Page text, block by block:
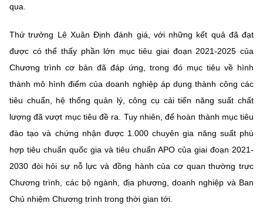
qua.
Thứ trưởng Lê Xuân Định đánh giá, với những kết quả đã đạt
được có thể thấy phần lớn mục tiêu giai đoạn 2021-2025 của
Chương trình cơ bản đã đáp ứng, trong đó mục tiêu về hình
thành mô hình điểm của doanh nghiệp áp dụng thành công các
tiêu chuẩn, hệ thống quản lý, công cụ cải tiến năng suất chất
lượng đã vượt mục tiêu đề ra. Tuy nhiên, để hoàn thành mục tiêu
đào tạo và chứng nhận được 1.000 chuyên gia năng suất phù
hợp tiêu chuẩn quốc gia và tiêu chuẩn APO của giai đoạn 2021-
2030 đòi hỏi sự nỗ lực và đồng hành của cơ quan thường trực
Chương trình, các bộ ngành, địa phương, doanh nghiệp và Ban
Chủ nhiệm Chương trình trong thời gian tới.